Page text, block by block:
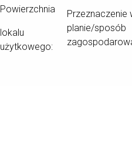
Powierzchnia
lokalu
użytkowego:
Przeznaczenie
planie/sposób